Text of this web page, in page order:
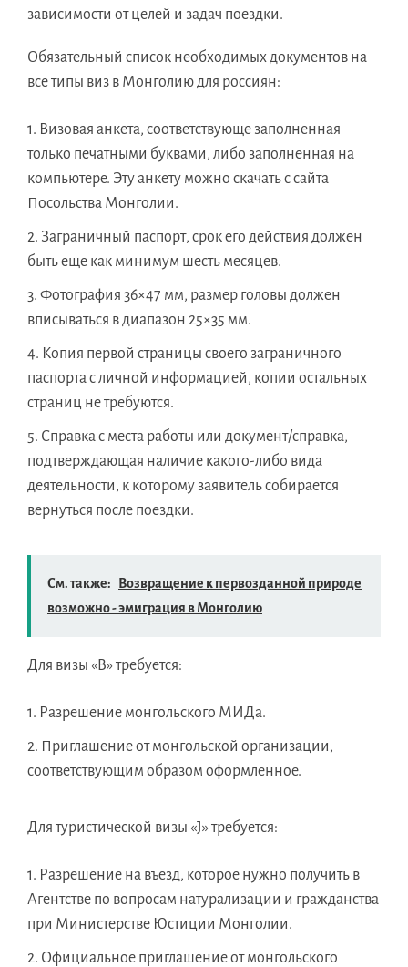
зависимости от целей и задач поездки.
Обязательный список необходимых документов на
все типы виз в Монголию для россиян:
Визовая анкета, соответствующе заполненная
только печатными буквами, либо заполненная на
компьютере. Эту анкету можно скачать с сайта
Посольства Монголии.
Заграничный паспорт, срок его действия должен
быть еще как минимум шесть месяцев.
Фотография 36×47 мм, размер головы должен
вписываться в диапазон 25×35 мм.
Копия первой страницы своего заграничного
паспорта с личной информацией, копии остальных
страниц не требуются.
Справка с места работы или документ/справка,
подтверждающая наличие какого-либо вида
деятельности, к которому заявитель собирается
вернуться после поездки.
См. также:
Возвращение к первозданной природе
возможно - эмиграция в Монголию
Для визы «B» требуется:
Разрешение монгольского МИДа.
Приглашение от монгольской организации,
соответствующим образом оформленное.
Для туристической визы «J» требуется:
Разрешение на въезд, которое нужно получить в
Агентстве по вопросам натурализации и гражданства
при Министерстве Юстиции Монголии.
Официальное приглашение от монгольского